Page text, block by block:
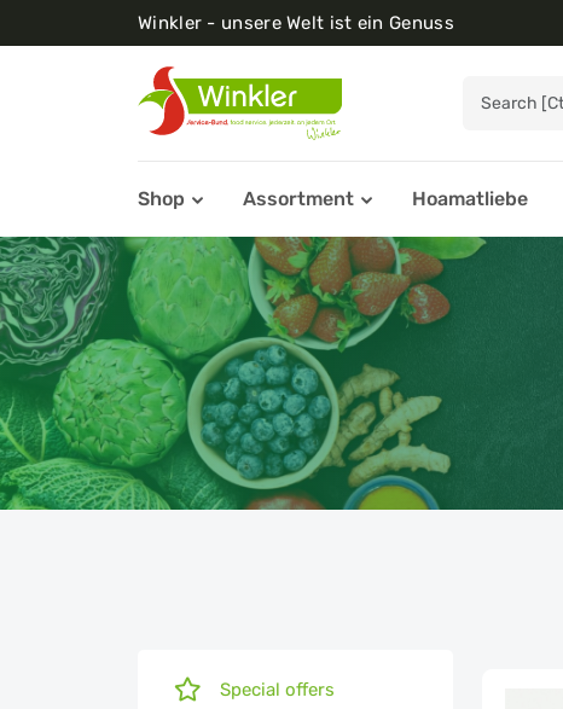
Winkler - unsere Welt ist ein Genuss
Shop Assortment Hoamatliebe
Special offers